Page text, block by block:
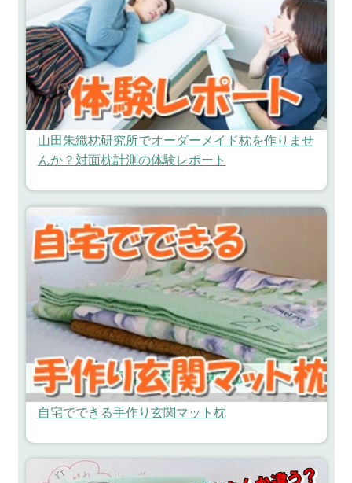
山田朱織枕研究所でオーダーメイド枕を作りませ
んか？対面枕計測の体験レポート
自宅でできる手作り玄関マット枕